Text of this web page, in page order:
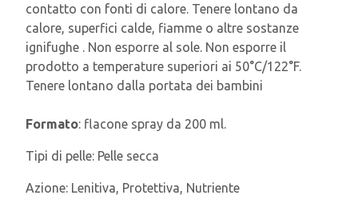
contatto con fonti di calore. Tenere lontano da
calore, superfici calde, fiamme o altre sostanze
ignifughe . Non esporre al sole. Non esporre il
prodotto a temperature superiori ai 50°C/122°F.
Tenere lontano dalla portata dei bambini
Formato: flacone spray da 200 ml.
Tipi di pelle: Pelle secca
Azione: Lenitiva, Protettiva, Nutriente